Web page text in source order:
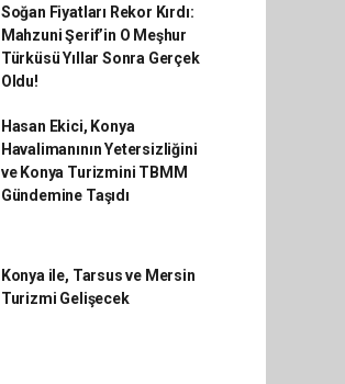
Soğan Fiyatları Rekor Kırdı:
Mahzuni Şerif’in O Meşhur
Türküsü Yıllar Sonra Gerçek
Oldu!
Hasan Ekici, Konya
Havalimanının Yetersizliğini
ve Konya Turizmini TBMM
Gündemine Taşıdı
Konya ile, Tarsus ve Mersin
Turizmi Gelişecek